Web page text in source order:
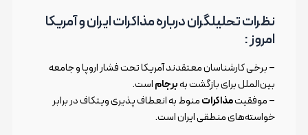
نظرات تحلیلگران درباره مذاکرات ایران و آمریکا
امروز :
– برخی کارشناسان معتقدند آمریکا تحت فشار اروپا و جامعه
بین‌الملل برای بازگشت بهبرجاماست.
– موفقیتمذاکراتمنوط به انعطاف پذیری ویتکاف در برابر
خواسته‌های منطقی ایران است.